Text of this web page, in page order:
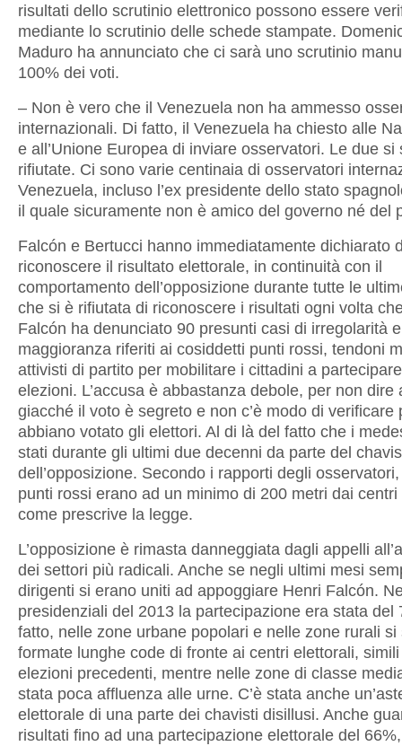
risultati dello scrutinio elettronico possono essere
mediante lo scrutinio delle schede stampate.
Maduro ha annunciato che ci sarà uno scrutinio
100% dei voti.
– Non è vero che il Venezuela non ha ammesso
internazionali. Di fatto, il Venezuela ha chiesto alle
e all’Unione Europea di inviare osservatori. Le due si
rifiutate. Ci sono varie centinaia di osservatori
Venezuela, incluso l’ex presidente dello stato
il quale sicuramente non è amico del governo né del
Falcón e Bertucci hanno immediatamente dichiarato
riconoscere il risultato elettorale, in continuità con il
comportamento dell’opposizione durante tutte le
che si è rifiutata di riconoscere i risultati ogni volta
Falcón ha denunciato 90 presunti casi di irregolarità
maggioranza riferiti ai cosiddetti punti rossi, tendoni
attivisti di partito per mobilitare i cittadini a
elezioni. L’accusa è abbastanza debole, per non dire
giacché il voto è segreto e non c’è modo di verificare
abbiano votato gli elettori. Al di là del fatto che i
stati durante gli ultimi due decenni da parte del
dell’opposizione. Secondo i rapporti degli
punti rossi erano ad un minimo di 200 metri dai
come prescrive la legge.
L’opposizione è rimasta danneggiata dagli appelli
dei settori più radicali. Anche se negli ultimi mesi
dirigenti si erano uniti ad appoggiare Henri Falcón.
presidenziali del 2013 la partecipazione era stata del
fatto, nelle zone urbane popolari e nelle zone rurali si
formate lunghe code di fronte ai centri elettorali,
elezioni precedenti, mentre nelle zone di classe
stata poca affluenza alle urne. C’è stata anche
elettorale di una parte dei chavisti disillusi. Anche
risultati fino ad una partecipazione elettorale del